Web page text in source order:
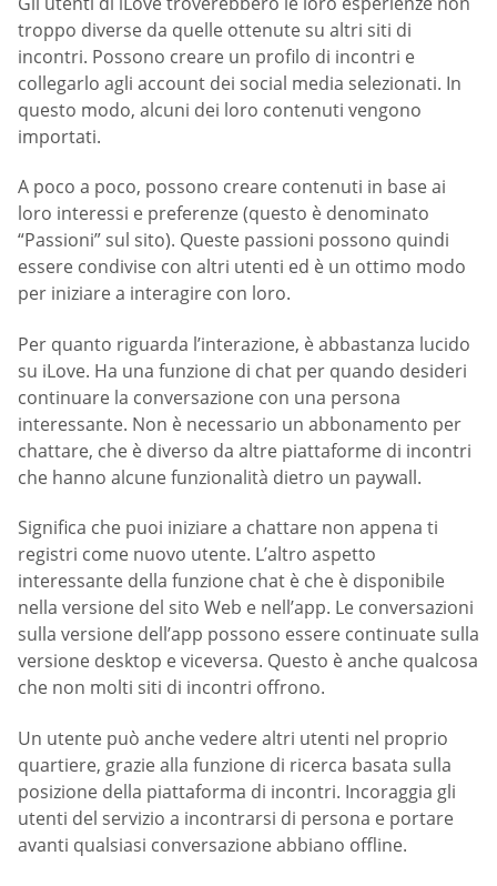
troppo diverse da quelle ottenute su altri siti di
incontri. Possono creare un profilo di incontri e
collegarlo agli account dei social media selezionati. In
questo modo, alcuni dei loro contenuti vengono
importati.
A poco a poco, possono creare contenuti in base ai
loro interessi e preferenze (questo è denominato
“Passioni” sul sito). Queste passioni possono quindi
essere condivise con altri utenti ed è un ottimo modo
per iniziare a interagire con loro.
Per quanto riguarda l’interazione, è abbastanza lucido
su iLove. Ha una funzione di chat per quando desideri
continuare la conversazione con una persona
interessante. Non è necessario un abbonamento per
chattare, che è diverso da altre piattaforme di incontri
che hanno alcune funzionalità dietro un paywall.
Significa che puoi iniziare a chattare non appena ti
registri come nuovo utente. L’altro aspetto
interessante della funzione chat è che è disponibile
nella versione del sito Web e nell’app. Le conversazioni
sulla versione dell’app possono essere continuate sulla
versione desktop e viceversa. Questo è anche qualcosa
che non molti siti di incontri offrono.
Un utente può anche vedere altri utenti nel proprio
quartiere, grazie alla funzione di ricerca basata sulla
posizione della piattaforma di incontri. Incoraggia gli
utenti del servizio a incontrarsi di persona e portare
avanti qualsiasi conversazione abbiano offline.